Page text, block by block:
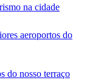
na cidade
aeroportos do
do nosso terraço